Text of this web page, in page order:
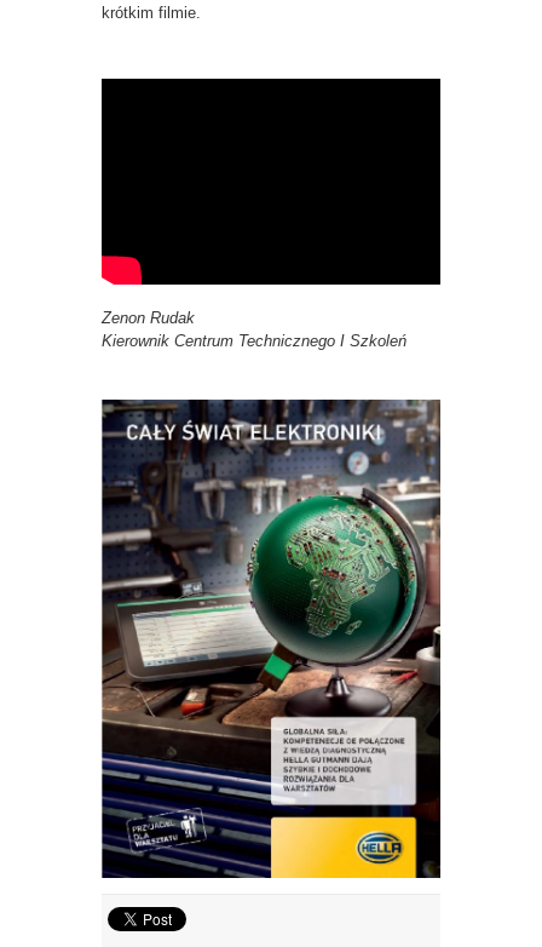
krótkim filmie.
Zenon Rudak
Kierownik Centrum Technicznego I Szkoleń